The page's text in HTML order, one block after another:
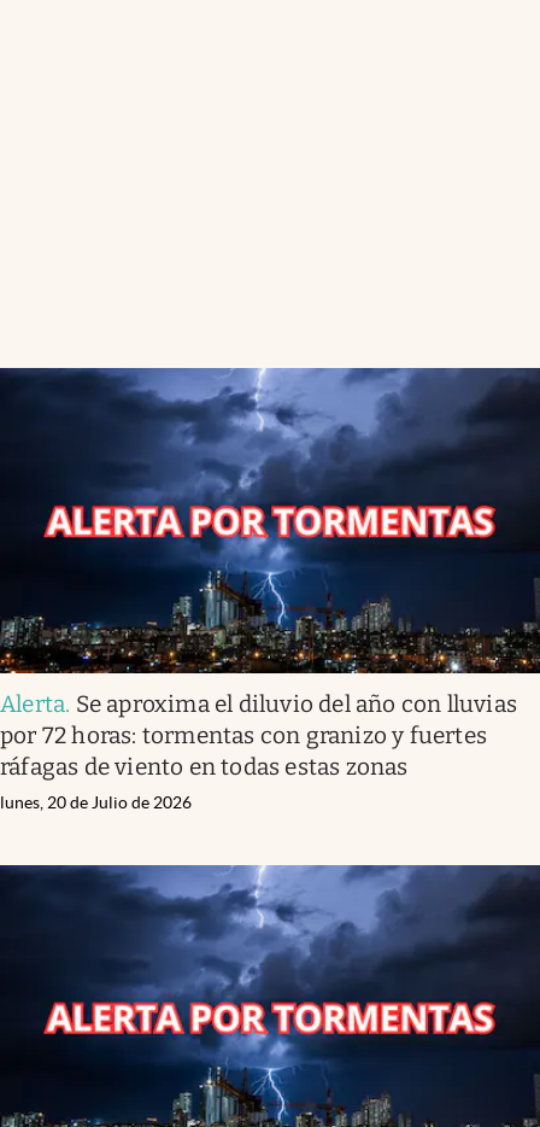
Alerta. Se aproxima el diluvio del año con lluvias
por 72 horas: tormentas con granizo y fuertes
ráfagas de viento en todas estas zonas
lunes, 20 de Julio de 2026